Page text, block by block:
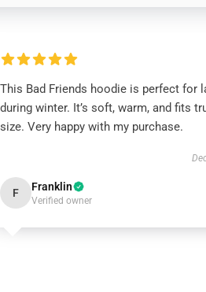
This Bad Friends hoodie is perfect for
during winter. It’s soft, warm, and fits
size. Very happy with my purchase.
F Franklin
Verified owner